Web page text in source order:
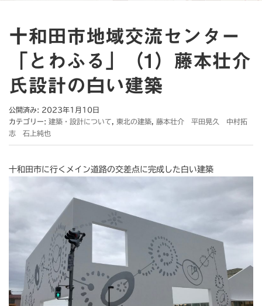
十和田市地域交流センター
「とわふる」（1）藤本壮介
氏設計の白い建築
公開済み: 2023年1月10日
カテゴリー: 建築・設計について 東北の建築
藤本壮介 平田晃久 中村拓
志 石上純也
十和田市に行くメイン道路の交差点に完成した白い建築